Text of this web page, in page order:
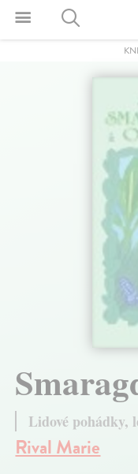
Lidové pohádky,
Rival Marie